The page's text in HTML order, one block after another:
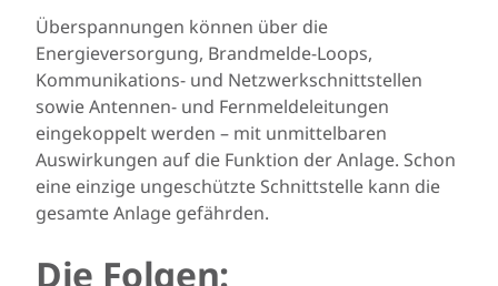
Überspannungen können über die
Energieversorgung, Brandmelde-Loops,
Kommunikations- und Netzwerkschnittstellen
sowie Antennen- und Fernmeldeleitungen
eingekoppelt werden – mit unmittelbaren
Auswirkungen auf die Funktion der Anlage. Schon
eine einzige ungeschützte Schnittstelle kann die
gesamte Anlage gefährden.
Die Folgen: